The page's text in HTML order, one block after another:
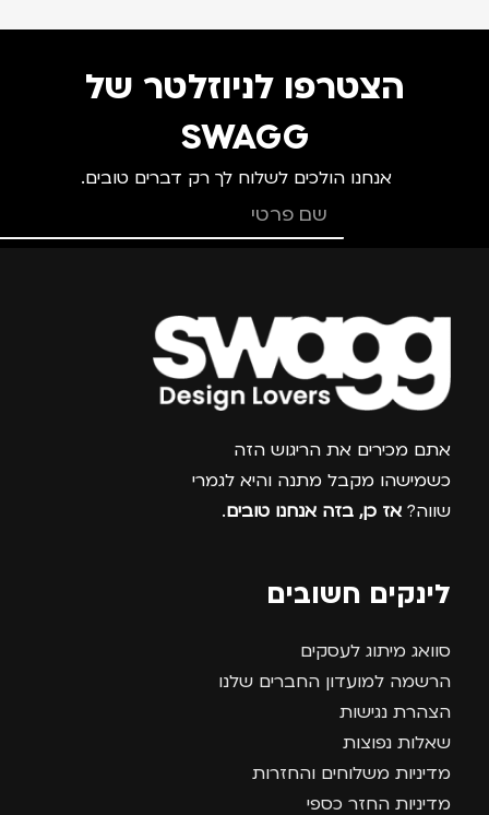
הצטרפו לניוזלטר של
SWAGG
אנחנו הולכים לשלוח לך רק דברים טובים.
צרפו אותי למועדון
אתם מכירים את הריגוש הזה
כשמישהו מקבל מתנה והיא לגמרי
שווה? אז כן, בזה אנחנו טובים.
לינקים חשובים
סוואג מיתוג לעסקים
הרשמה למועדון החברים שלנו
הצהרת נגישות
שאלות נפוצות
מדיניות משלוחים והחזרות
מדיניות החזר כספי